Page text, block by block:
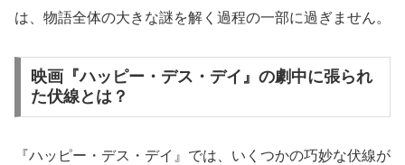
は、物語全体の大きな謎を解く過程の一部に過ぎません。
映画『ハッピー・デス・デイ』の劇中に張られ
た伏線とは？
『ハッピー・デス・デイ』では、いくつかの巧妙な伏線が